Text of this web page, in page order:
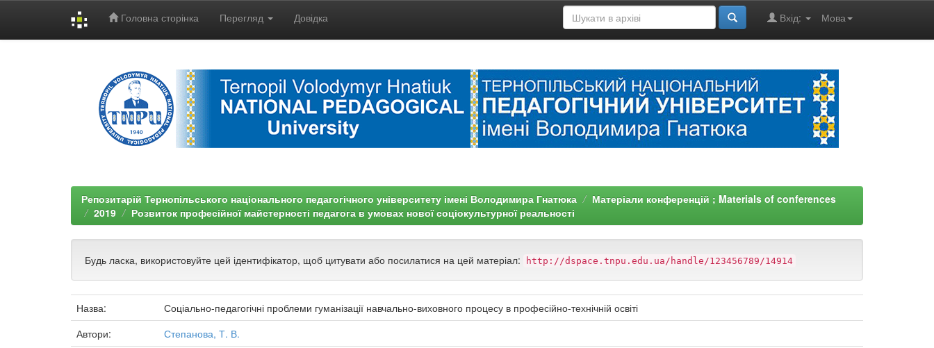
Головна сторінка Перегляд Довідка Мова
Вхід:
Репозитарій Тернопільського національного педагогічного університету імені Володимира Гнатюка
Матеріали конференцій ; Materials of conferences
2019
Розвиток професійної майстерності педагога в умовах нової соціокультурної реальності
Будь ласка, використовуйте цей ідентифікатор, щоб цитувати або посилатися на цей матеріал: http://dspace.tnpu.edu.ua/handle/123456789/14914
Назва:
Соціально-педагогічні проблеми гуманізації навчально-виховного процесу в професійно-технічній освіті
Автори:
Степанова, Т. В.